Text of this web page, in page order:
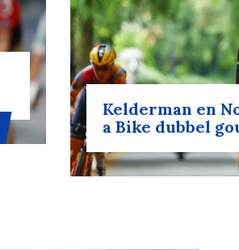
Kelderman en
a Bike dubbel